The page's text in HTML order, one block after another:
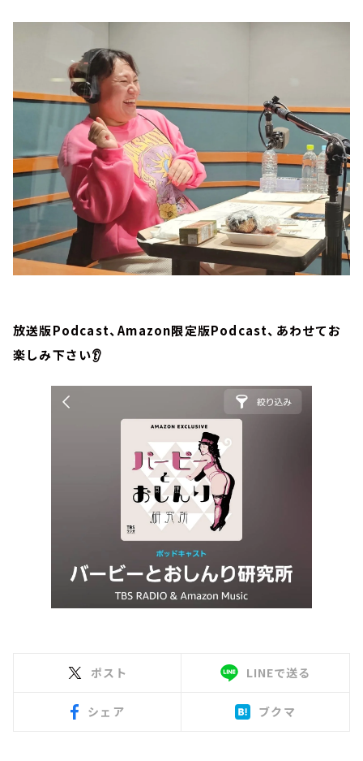
放送版Podcast、Amazon限定版Podcast、あわせてお
楽しみ下さい👂
ポスト LINEで送る
シェア ブクマ